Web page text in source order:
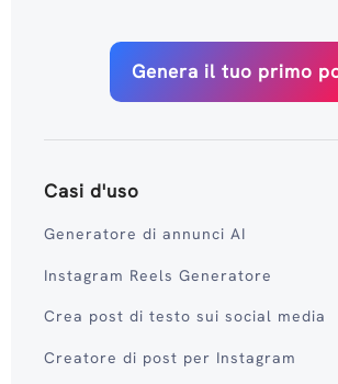
Genera il tuo primo
Casi d'uso
Generatore di annunci AI
Instagram Reels Generatore
Crea post di testo sui social media
Creatore di post per Instagram